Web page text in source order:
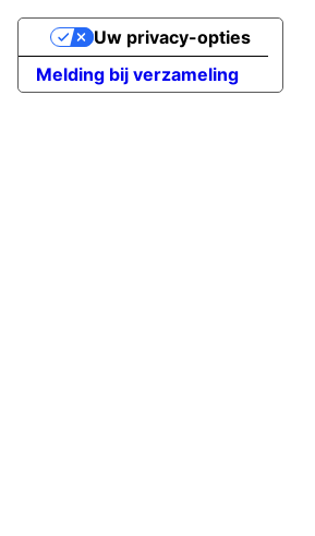
Melding bij verzameling
Uw privacy-opties